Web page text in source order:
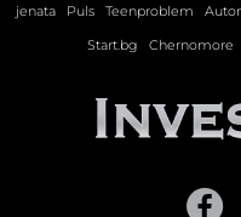
jenata
Puls Teenproblem
Start.bg
Chernomore